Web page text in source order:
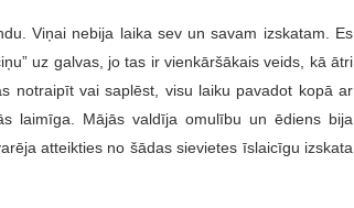
Viņai nebija laika sev un savam izskatam. Es
uz galvas, jo tas ir vienkāršākais veids, kā ātri
notraipīt vai saplēst, visu laiku pavadot kopā ar
laimīga. Mājās valdīja omulību un ēdiens bija
atteikties no šādas sievietes īslaicīgu izskata